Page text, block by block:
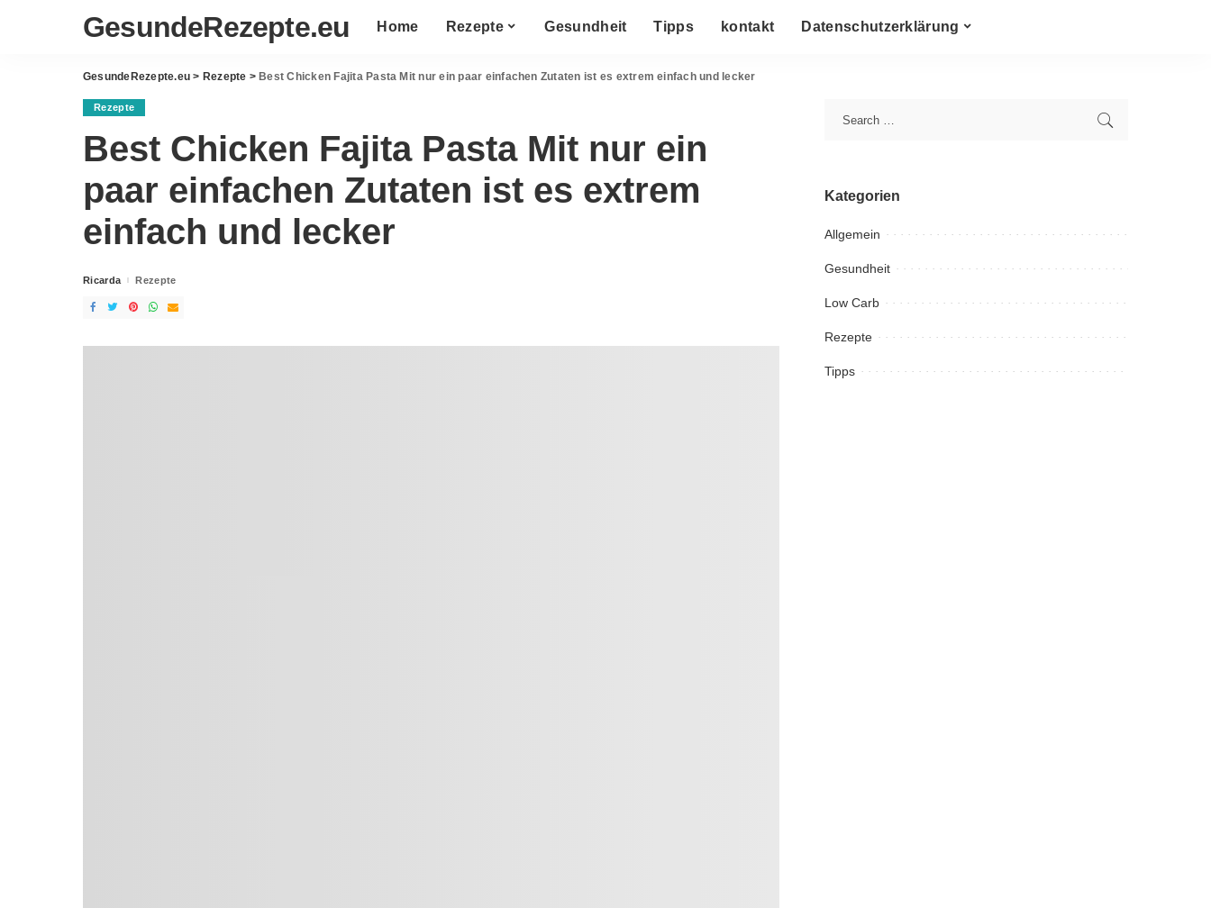
GesundeRezepte.eu Home Rezepte Gesundheit Tipps kontakt Datenschutzerklärung
GesundeRezepte.eu > Rezepte > Best Chicken Fajita Pasta Mit nur ein paar einfachen Zutaten ist es extrem einfach und lecker
Rezepte
Best Chicken Fajita Pasta Mit nur ein
paar einfachen Zutaten ist es extrem
einfach und lecker
Posted
Ricarda Rezepte
Kategorien
Allgemein
Gesundheit
Low Carb
Rezepte
Tipps